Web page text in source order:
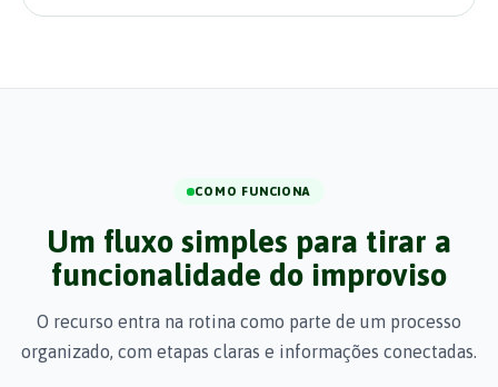
COMO FUNCIONA
Um fluxo simples para tirar a
funcionalidade do improviso
O recurso entra na rotina como parte de um processo
organizado, com etapas claras e informações conectadas.